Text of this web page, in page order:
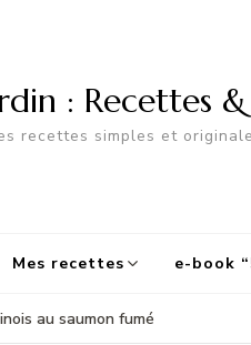
: Recettes
recettes simples et
Mes recettes e-book
au saumon fumé